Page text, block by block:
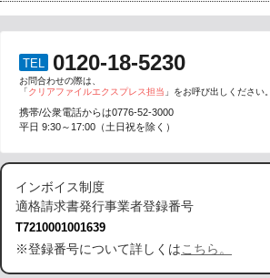
TEL 0120-18-5230
お問合わせの際は、
「クリアファイルエクスプレス担当 」をお呼び出しください。
携帯/公衆電話からは0776-52-3000
平日 9:30～17:00（土日祝を除く）
インボイス制度
適格請求書発行事業者登録番号
T7210001001639
※登録番号について詳しくはこちら。